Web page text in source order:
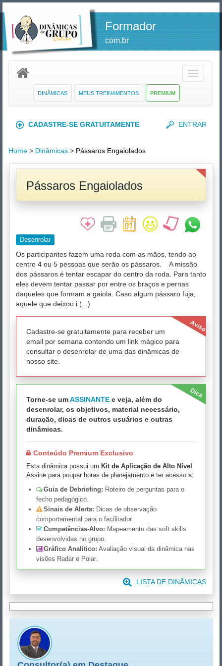
Formador
com.br
Toggle
PREMIUM
MEUS TREINAMENTOS
DINÂMICAS
CADASTRE-SE GRATUITAMENTE ENTRAR
Home > Dinâmicas > Pássaros Engaiolados
Pássaros Engaiolados
Desenrolar
Os participantes fazem uma roda com as mãos, tendo ao
centro 4 ou 5 pessoas que serão os pássaros. A missão
dos pássaros é tentar escapar do centro da roda. Para tanto
eles devem tentar passar por entre os braços e pernas
daqueles que formam a gaiola. Caso algum pássaro fuja,
aquele que deixou i (...)
Aviso
Cadastre-se gratuitamente para receber um
email por semana contendo um link mágico para
consultar o desenrolar de uma das dinâmicas de
nosso site.
Dica
Torne-se umASSINANTE e veja, além do
desenrolar, os objetivos, material necessário,
duração, dicas de outros usuários e outras
dinâmicas.
Conteúdo Premium Exclusivo
Esta dinâmica possui um Kit de Aplicação de Alto Nível .
Assine para poupar horas de planejamento e ter acesso a:
Guia de Debriefing: Roteiro de perguntas para o
fecho pedagógico.
Sinais de Alerta: Dicas de observação
comportamental para o facilitador.
Competências-Alvo: Mapeamento das soft skills
desenvolvidas no grupo.
Gráfico Analítico: Avaliação visual da dinâmica nas
visões Radar e Polar.
LISTA DE DINÂMICAS